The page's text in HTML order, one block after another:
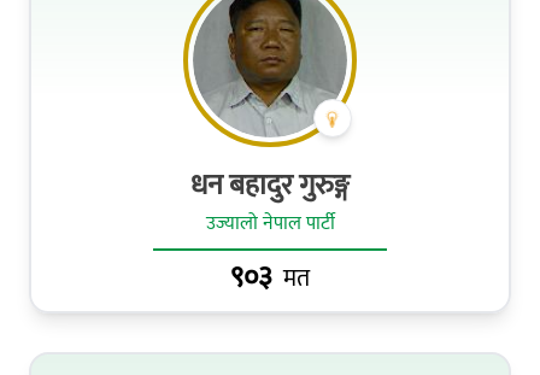
धन बहादुर गुरुङ्ग
उज्यालो नेपाल पार्टी
९०३ मत